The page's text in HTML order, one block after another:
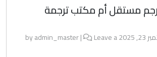
مستقل أم مكتب ترجمة
2025
admin_master|
Leave a